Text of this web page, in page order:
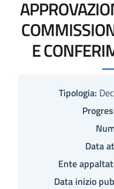
E
Tipologia:
Data
Ente
Data inizio